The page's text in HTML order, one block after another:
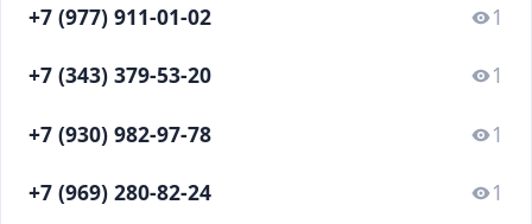
+7 (977) 911-01-02 1
+7 (343) 379-53-20 1
+7 (930) 982-97-78 1
+7 (969) 280-82-24 1